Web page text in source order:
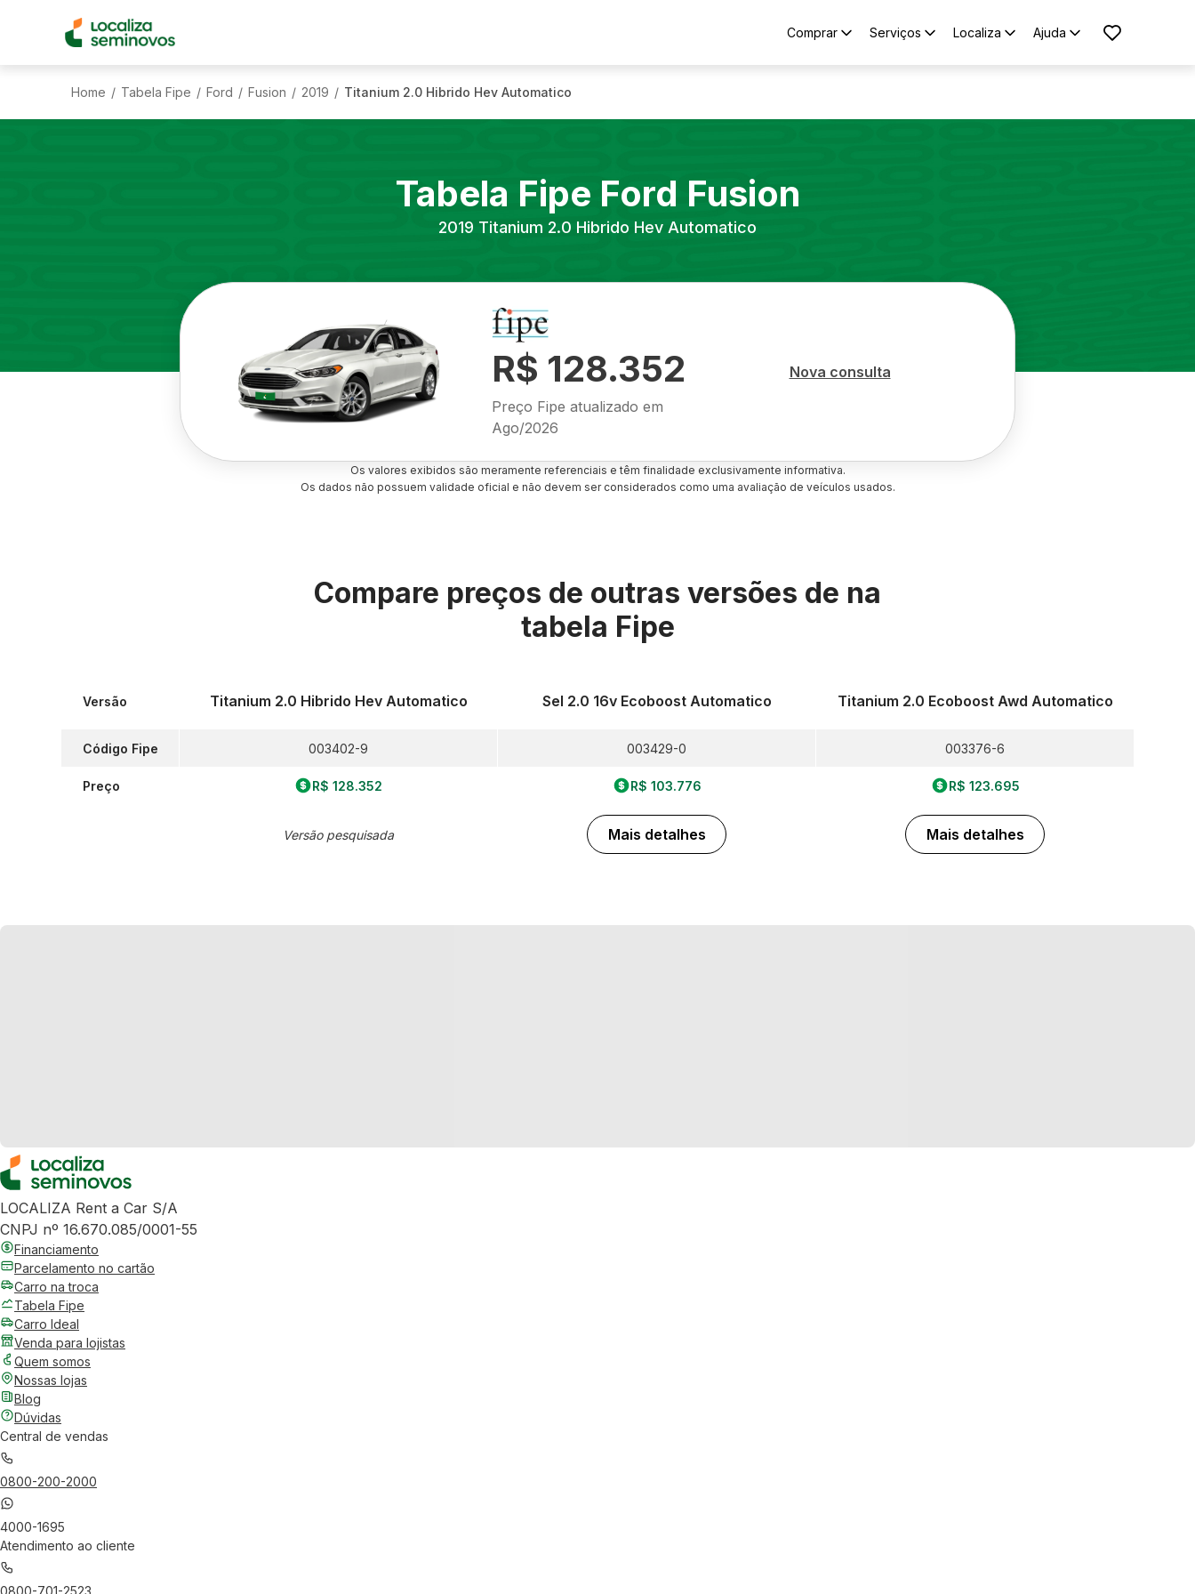
Comprar Serviços Localiza Ajuda
Home / Tabela Fipe / Ford / Fusion / 2019 / Titanium 2.0 Hibrido Hev Automatico
Tabela Fipe Ford Fusion
2019 Titanium 2.0 Hibrido Hev Automatico
R$ 128.352
Preço Fipe atualizado em
Ago/2026
Nova consulta
Os valores exibidos são meramente referenciais e têm finalidade exclusivamente informativa.
Os dados não possuem validade oficial e não devem ser considerados como uma avaliação de veículos usados.
Compare preços de outras versões de na
tabela Fipe
Versão
Código Fipe
Preço
Titanium 2.0 Hibrido Hev Automatico
003402-9
R$ 128.352
Versão pesquisada
Sel 2.0 16v Ecoboost Automatico
003429-0
R$ 103.776
Mais detalhes
Titanium 2.0 Ecoboost Awd Automatico
003376-6
R$ 123.695
Mais detalhes
LOCALIZA Rent a Car S/A
CNPJ nº 16.670.085/0001-55
Financiamento
Parcelamento no cartão
Carro na troca
Tabela Fipe
Carro Ideal
Venda para lojistas
Quem somos
Nossas lojas
Blog
Dúvidas
Central de vendas
0800-200-2000
4000-1695
Atendimento ao cliente
0800-701-2523